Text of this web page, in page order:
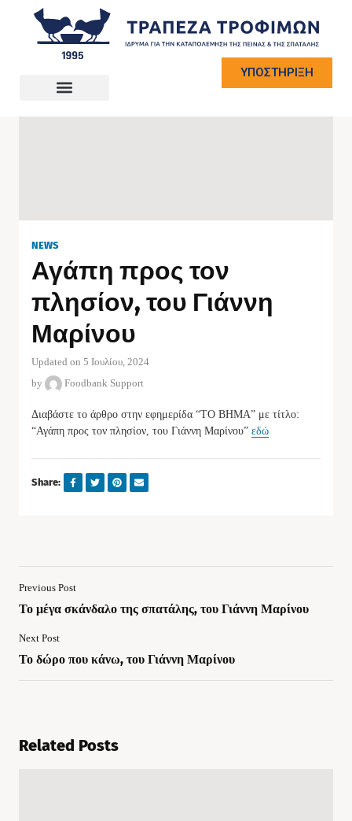
ΥΠΟΣΤΗΡΙΞΗ
NEWS
Αγάπη προς τον
πλησίον, του Γιάννη
Μαρίνου
Updated on 5 Ιουλίου, 2024
by
Foodbank Support
Διαβάστε το άρθρο στην εφημερίδα “ΤΟ ΒΗΜΑ” με τίτλο:
“Αγάπη προς τον πλησίον, του Γιάννη Μαρίνου” εδώ
Share:
Previous Post
Το μέγα σκάνδαλο της σπατάλης, του Γιάννη Μαρίνου
Next Post
Το δώρο που κάνω, του Γιάννη Μαρίνου
Related Posts